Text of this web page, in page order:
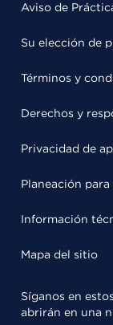
Aviso de
Su elección de
Términos y
Derechos y
Privacidad de
Planeación para
Información
Mapa del sitio
Síganos en
abrirán en una